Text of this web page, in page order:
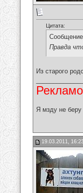
Цитата:
Правда
Из старого
Я мзду не беру
19.03.2011,